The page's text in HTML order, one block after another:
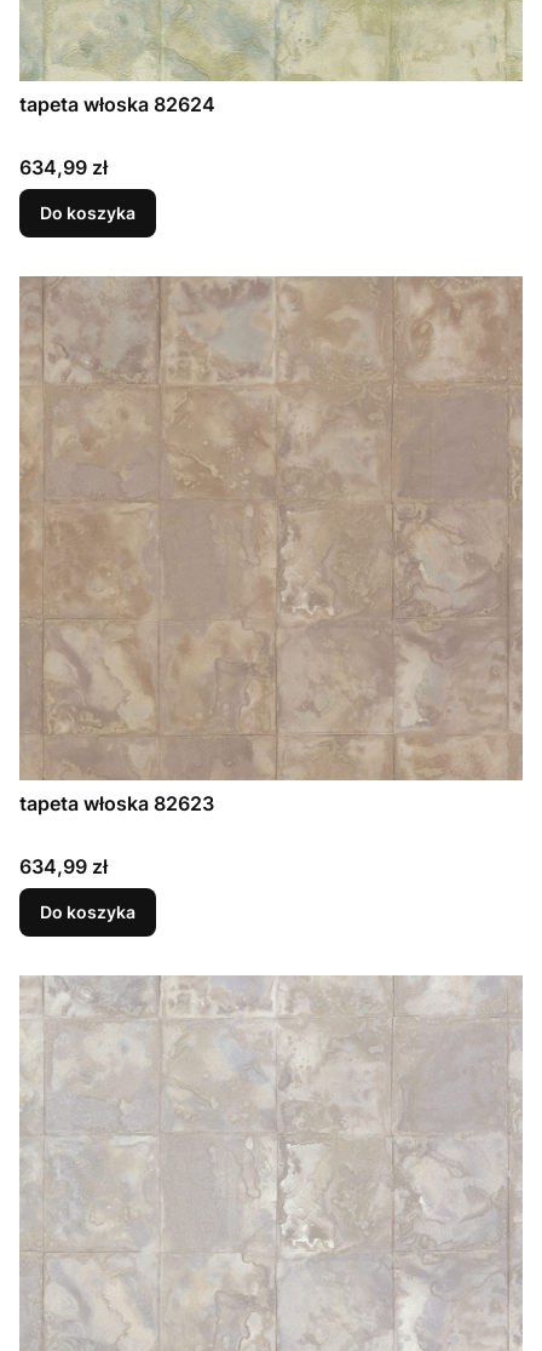
tapeta włoska 82624
Cena
634,99 zł
Do koszyka
tapeta włoska 82623
Cena
634,99 zł
Do koszyka